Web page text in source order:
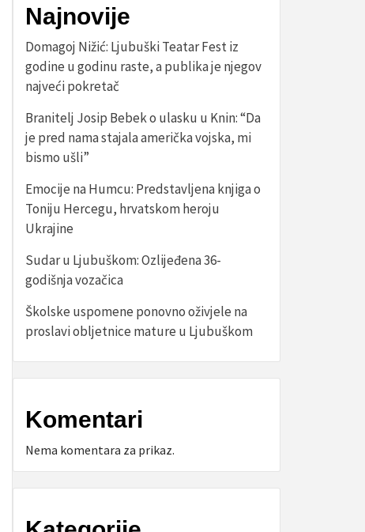
Najnovije
Domagoj Nižić: Ljubuški Teatar Fest iz
godine u godinu raste, a publika je njegov
najveći pokretač
Branitelj Josip Bebek o ulasku u Knin: “Da
je pred nama stajala američka vojska, mi
bismo ušli”
Emocije na Humcu: Predstavljena knjiga o
Toniju Hercegu, hrvatskom heroju
Ukrajine
Sudar u Ljubuškom: Ozlijeđena 36-
godišnja vozačica
Školske uspomene ponovno oživjele na
proslavi obljetnice mature u Ljubuškom
Komentari
Nema komentara za prikaz.